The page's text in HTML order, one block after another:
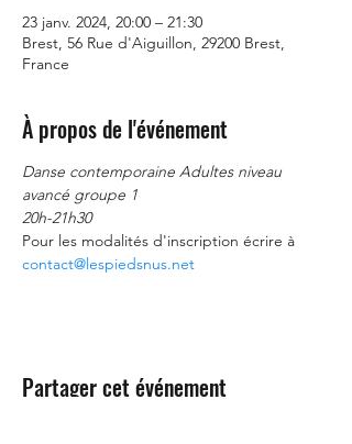
23 janv. 2024, 20:00 – 21:30
Brest, 56 Rue d'Aiguillon, 29200 Brest,
France
À propos de l'événement
Danse contemporaine Adultes niveau
avancé groupe 1
20h-21h30
Pour les modalités d'inscription écrire à
contact@lespiedsnus.net
Partager cet événement